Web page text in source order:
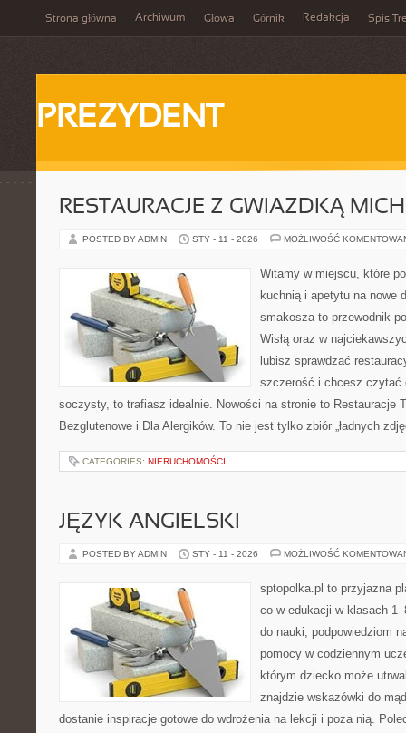
Strona główna Archiwum Głowa Górnik Redakcja Spis
PREZYDENT
RESTAURACJE Z GWIAZDKĄ
POSTED BY ADMIN STY - 11 - 2026 MOŻLIWOŚĆ
Witamy w miejscu, które
kuchnią i apetytu na nowe
smakosza to przewodnik
Wisłą oraz w
lubisz sprawdzać
szczerość i chcesz czytać
soczysty, to trafiasz idealnie. Nowości na stronie to Restauracje
Bezglutenowe i Dla Alergików. To nie jest tylko zbiór „ładnych
CATEGORIES: NIERUCHOMOŚCI
JĘZYK ANGIELSKI
POSTED BY ADMIN STY - 11 - 2026 MOŻLIWOŚĆ
sptopolka.pl to przyjazna
co w edukacji w klasach
do nauki, podpowiedziom
pomocy w codziennym
którym dziecko może
znajdzie wskazówki do
dostanie inspiracje gotowe do wdrożenia na lekcji i poza nią.